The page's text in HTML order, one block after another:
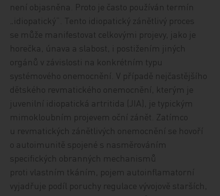
není objasněna. Proto je často používán termín
„idiopatický“. Tento idiopatický zánětlivý proces
se může manifestovat celkovými projevy, jako je
horečka, únava a slabost, i postižením jiných
orgánů v závislosti na konkrétním typu
systémového onemocnění. V případě nejčastějšího
dětského revmatického onemocnění, kterým je
juvenilní idiopatická artritida (JIA), je typickým
mimokloubním projevem oční zánět. Zatímco
u revmatických zánětlivých onemocnění se hovoří
o autoimunitě spojené s nasměrováním
specifických obranných mechanismů
proti vlastním tkáním, pojem autoinflamatorní
vyjadřuje podíl poruchy regulace vývojově starších,